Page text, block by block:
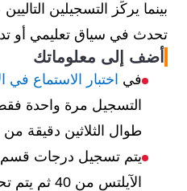
بينما يركِّز التسجيلين
تحدث في سياق تعليمي أو
أضف إلى معلوماتك
في اختبار الاستماع في
التسجيل مرة واحدة
طوال الثلاثين دقيقة من
يتم تسجيل درجات قسم
الآيلتس من